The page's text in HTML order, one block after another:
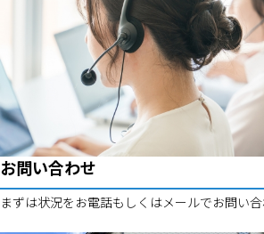
お問い合わせ
まずは状況をお電話もしくはメールでお問い合